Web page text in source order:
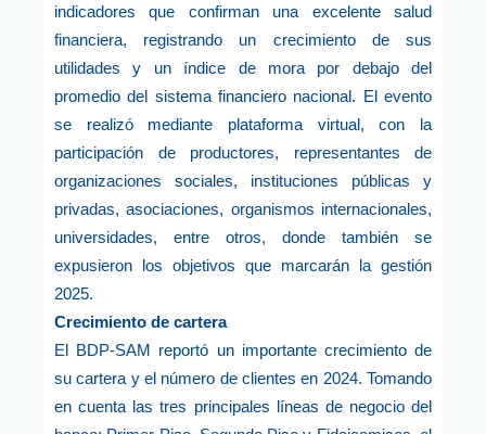
indicadores que confirman una excelente salud
financiera, registrando un crecimiento de sus
utilidades y un índice de mora por debajo del
promedio del sistema financiero nacional. El evento
se realizó mediante plataforma virtual, con la
participación de productores, representantes de
organizaciones sociales, instituciones públicas y
privadas, asociaciones, organismos internacionales,
universidades, entre otros, donde también se
expusieron los objetivos que marcarán la gestión
2025.
Crecimiento de cartera
El BDP-SAM reportó un importante crecimiento de
su cartera y el número de clientes en 2024. Tomando
en cuenta las tres principales líneas de negocio del